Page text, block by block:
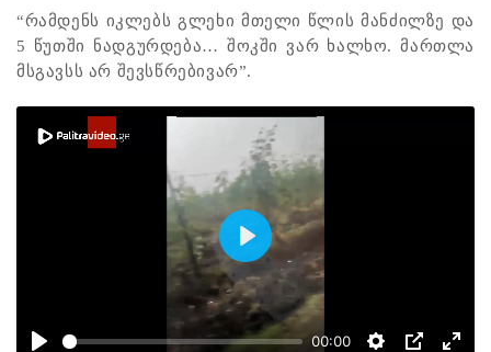
“რამდენს იკლებს გლეხი მთელი წლის მანძილზე და
5 წუთში ნადგურდება… შოკში ვარ ხალხო. მართლა
მსგავსს არ შევსწრებივარ”.
00:00
Play